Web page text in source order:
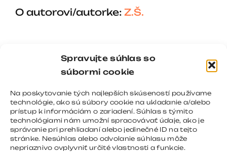
Spravujte súhlas so
súbormi cookie
Na poskytovanie tých najlepších skúseností používame
technológie, ako sú súbory cookie na ukladanie a/alebo
prístup k informáciám o zariadení. Súhlas s týmito
technológiami nám umožní spracovávať údaje, ako je
správanie pri prehliadaní alebo jedinečné ID na tejto
stránke. Nesúhlas alebo odvolanie súhlasu môže
nepriaznivo ovplyvniť určité vlastnosti a funkcie.
O autorovi/autorke: Z.Š.